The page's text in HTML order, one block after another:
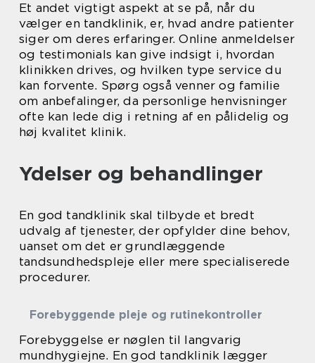
Et andet vigtigt aspekt at se på, når du
vælger en tandklinik, er, hvad andre patienter
siger om deres erfaringer. Online anmeldelser
og testimonials kan give indsigt i, hvordan
klinikken drives, og hvilken type service du
kan forvente. Spørg også venner og familie
om anbefalinger, da personlige henvisninger
ofte kan lede dig i retning af en pålidelig og
høj kvalitet klinik.
Ydelser og behandlinger
En god tandklinik skal tilbyde et bredt
udvalg af tjenester, der opfylder dine behov,
uanset om det er grundlæggende
tandsundhedspleje eller mere specialiserede
procedurer.
Forebyggende pleje og rutinekontroller
Forebyggelse er nøglen til langvarig
mundhygiejne. En god tandklinik lægger